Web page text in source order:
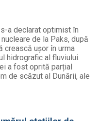
a declarat optimist în
de la Paks, după
crească ușor în urma
hidrografic al fluviului.
a fost oprită parțial
de scăzut al Dunării, ale